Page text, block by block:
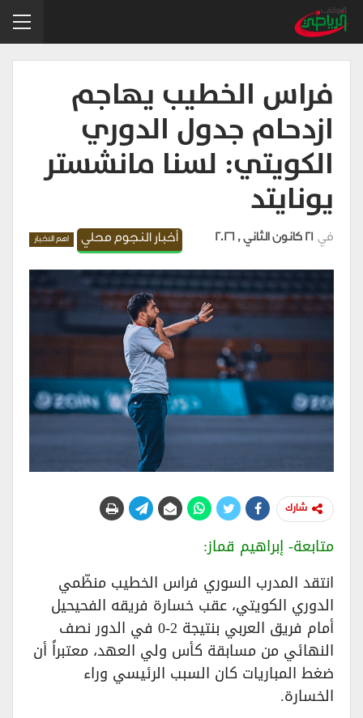
فراس الخطيب يهاجم
ازدحام جدول الدوري
الكويتي: لسنا مانشستر
يونايتد
أخبار النجوم محلي اهم الاخبار في 21 كانون الثاني , 2026
شارك
متابعة- إبراهيم قماز:
انتقد المدرب السوري فراس الخطيب منظّمي
الدوري الكويتي، عقب خسارة فريقه الفحيحيل
أمام فريق العربي بنتيجة 2-0 في الدور نصف
النهائي من مسابقة كأس ولي العهد، معتبراً أن
ضغط المباريات كان السبب الرئيسي وراء
الخسارة.